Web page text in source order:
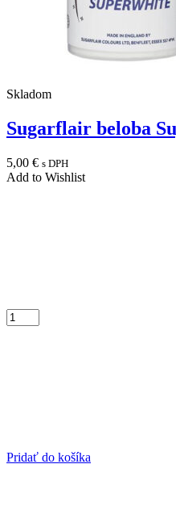
Skladom
Sugarflair beloba
5,00 € s DPH
Add to Wishlist
Pridať do košíka